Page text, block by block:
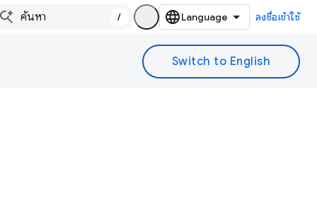
/ ลงชื่อเข้าใช้